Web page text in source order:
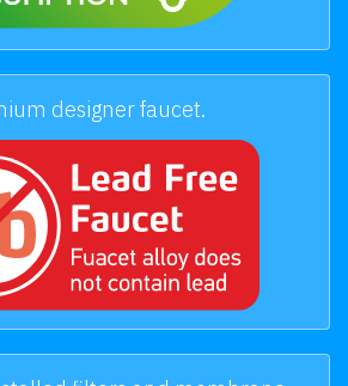
designer faucet.